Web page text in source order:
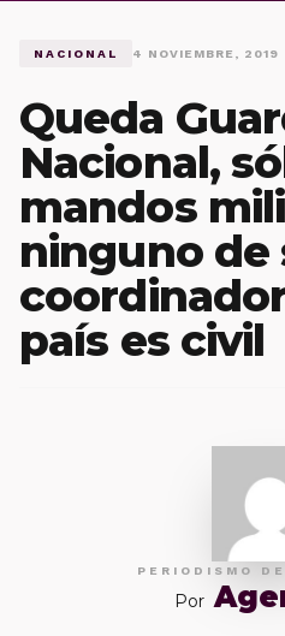
NACIONAL 4 NOVIEMBRE, 2019
Queda
Nacional,
mandos
ninguno de
país es civil
PERIODISMO
Por